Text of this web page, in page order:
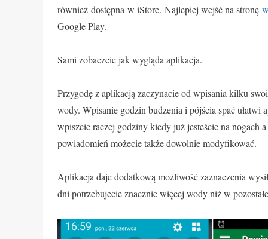
również dostępna w iStore. Najlepiej wejść na stronę
Google Play.
Sami zobaczcie jak wygląda aplikacja.
Przygodę z aplikacją zaczynacie od wpisania kilku
wody. Wpisanie godzin budzenia i pójścia spać
wpiszcie raczej godziny kiedy już jesteście na nogach
powiadomień możecie także dowolnie modyfikować.
Aplikacja daje dodatkową możliwość zaznaczenia
dni potrzebujecie znacznie więcej wody niż w